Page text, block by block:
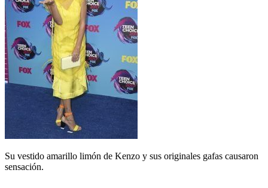
Su vestido amarillo limón de Kenzo y sus originales gafas causaron
sensación.